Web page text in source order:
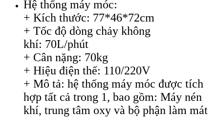
Hệ thống máy móc:
+ Kích thước: 77*46*72cm
+ Tốc độ dòng chảy không
khí: 70L/phút
+ Cân nặng: 70kg
+ Hiệu điện thế: 110/220V
+ Mô tả: hệ thống máy móc được tích
hợp tất cả trong 1, bao gồm: Máy nén
khí, trung tâm oxy và bộ phận làm mát